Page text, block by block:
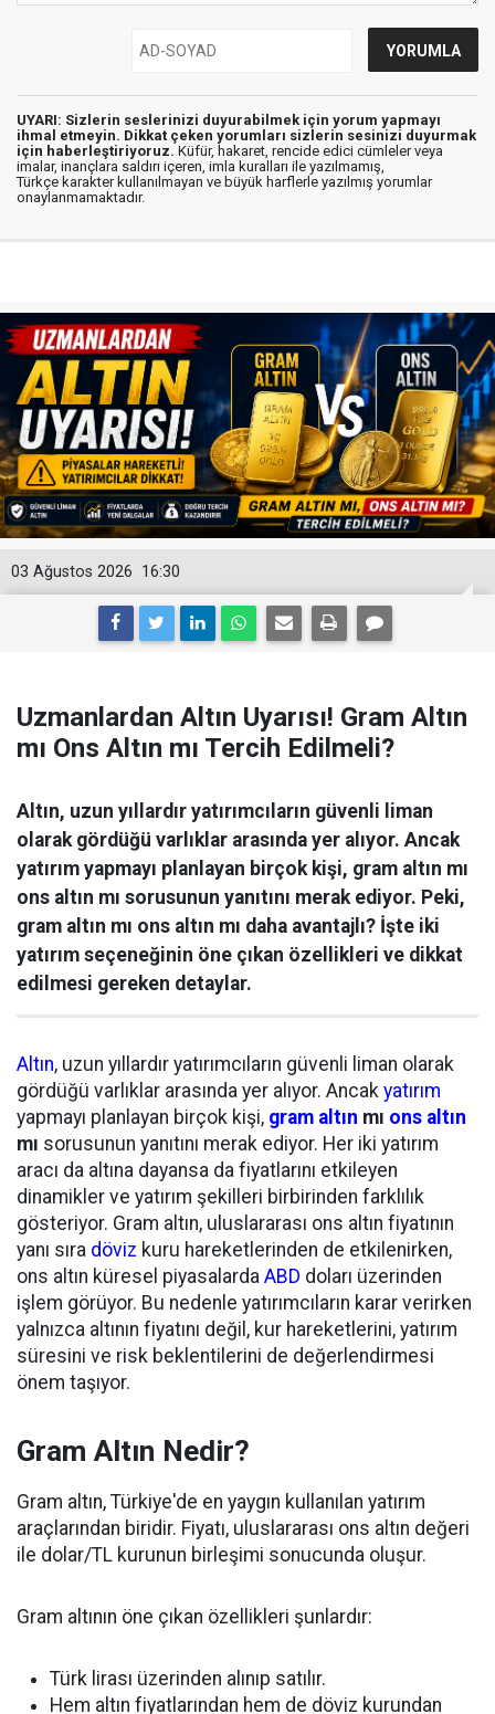
UYARI: Sizlerin seslerinizi duyurabilmek için yorum yapmayı
ihmal etmeyin. Dikkat çeken yorumları sizlerin sesinizi duyurmak
için haberleştiriyoruz. Küfür, hakaret, rencide edici cümleler veya
imalar, inançlara saldırı içeren, imla kuralları ile yazılmamış,
Türkçe karakter kullanılmayan ve büyük harflerle yazılmış yorumlar
onaylanmamaktadır.
16:30
03 Ağustos 2026
Uzmanlardan Altın Uyarısı! Gram Altın
mı Ons Altın mı Tercih Edilmeli?
Altın, uzun yıllardır yatırımcıların güvenli liman
olarak gördüğü varlıklar arasında yer alıyor. Ancak
yatırım yapmayı planlayan birçok kişi, gram altın mı
ons altın mı sorusunun yanıtını merak ediyor. Peki,
gram altın mı ons altın mı daha avantajlı? İşte iki
yatırım seçeneğinin öne çıkan özellikleri ve dikkat
edilmesi gereken detaylar.
Altın, uzun yıllardır yatırımcıların güvenli liman olarak
gördüğü varlıklar arasında yer alıyor. Ancak yatırım
yapmayı planlayan birçok kişi, gram altın mı ons altın
mı sorusunun yanıtını merak ediyor. Her iki yatırım
aracı da altına dayansa da fiyatlarını etkileyen
dinamikler ve yatırım şekilleri birbirinden farklılık
gösteriyor. Gram altın, uluslararası ons altın fiyatının
yanı sıra döviz kuru hareketlerinden de etkilenirken,
ons altın küresel piyasalarda ABD doları üzerinden
işlem görüyor. Bu nedenle yatırımcıların karar verirken
yalnızca altının fiyatını değil, kur hareketlerini, yatırım
süresini ve risk beklentilerini de değerlendirmesi
önem taşıyor.
Gram Altın Nedir?
Gram altın, Türkiye'de en yaygın kullanılan yatırım
araçlarından biridir. Fiyatı, uluslararası ons altın değeri
ile dolar/TL kurunun birleşimi sonucunda oluşur.
Gram altının öne çıkan özellikleri şunlardır:
Türk lirası üzerinden alınıp satılır.
Hem altın fiyatlarından hem de döviz kurundan